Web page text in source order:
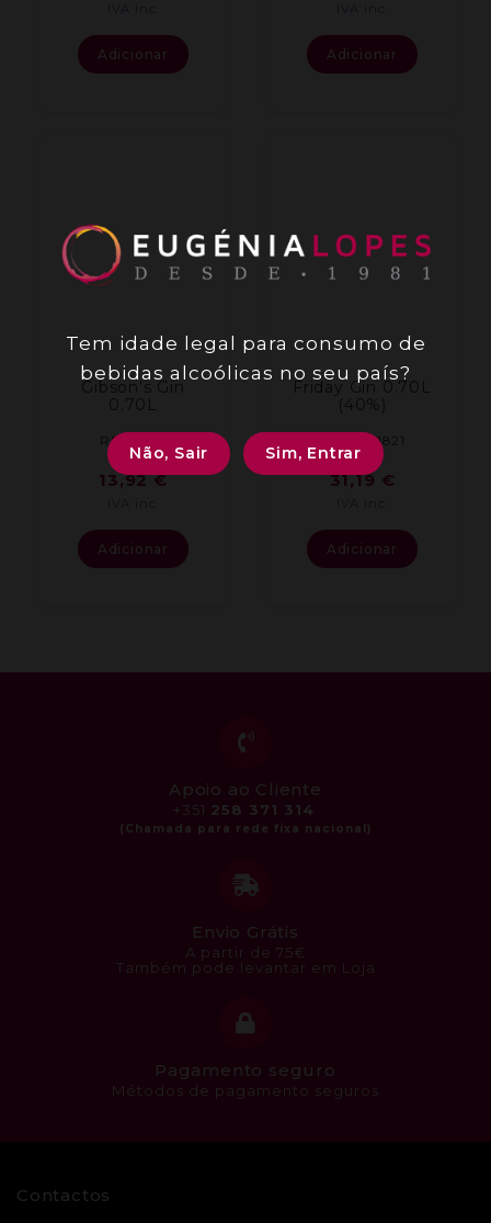
Adicionar Adicionar
Gibson’s Gin
0.70L
REF: 1091
13,92€
Adicionar
Friday Gin 0.70L
(40%)
REF: 001821
31,19 €
Adicionar
Apoio ao Cliente
+351 258 371 314
Envio Grátis
A partir de 75€
Também pode levantar em Loja
Pagamento seguro
Métodos de pagamento seguros
Contactos
Tem idade legal para consumo de
bebidas alcoólicas no seu país?
Não, Sair Sim, Entrar